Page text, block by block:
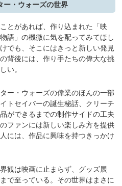
ー・ウォーズの世界
とがあれば、作り込まれた「映
語」の機微に気を配ってみてほし
でも、そこにはきっと新しい発見
背後には、作り手たちの偉大な挑
い。
ー・ウォーズの偉業のほんの一部
トセイバーの誕生秘話、クリーチ
ができるまでの制作サイドの工夫
ファンには新しい楽しみ方を提供
には、作品に興味を持つきっかけ
観は映画に止まらず、グッズ展
で至っている。その世界はまさに